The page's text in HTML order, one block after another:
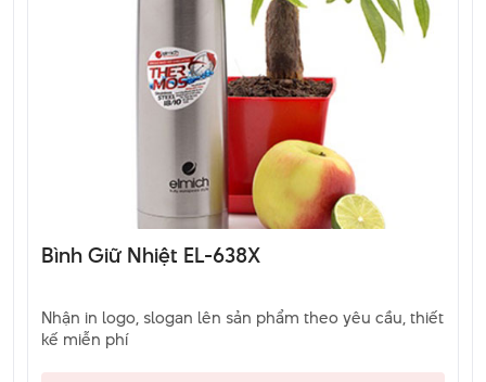
Bình Giữ Nhiệt EL-638X
Nhận in logo, slogan lên sản phẩm theo yêu cầu, thiết
kế miễn phí